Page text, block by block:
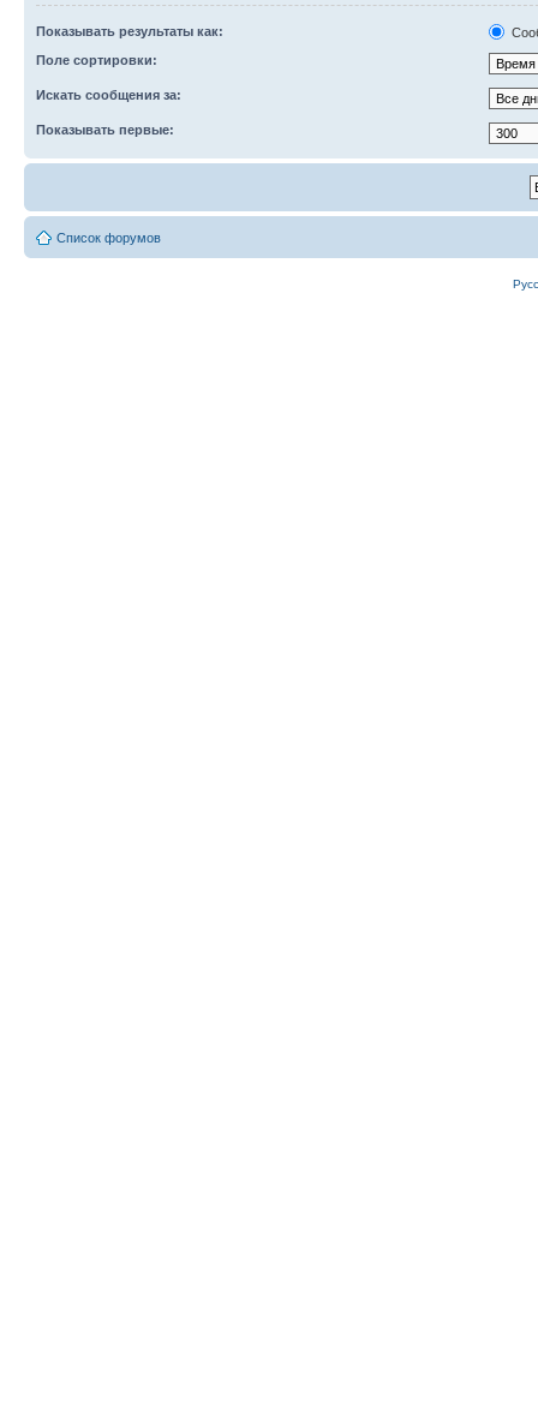
Показывать результаты как:
Поле сортировки:
Искать сообщения за:
Показывать первые:
Список форумов